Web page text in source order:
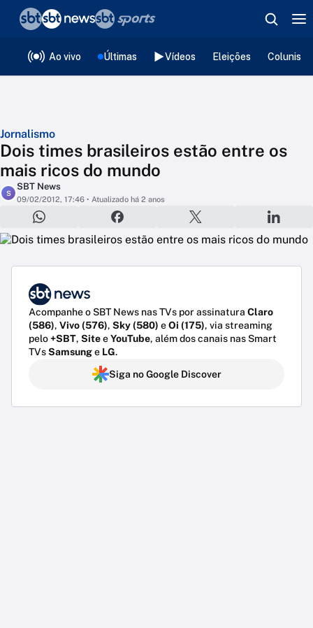
Ao vivo Últimas Vídeos Eleições
Jornalismo
Dois times brasileiros estão entre os
mais ricos do mundo
S
SBT News
09/02/2012, 17:46 • Atualizado há 2 anos
Acompanhe o SBT News nas TVs por assinatura Claro
(586), Vivo (576), Sky (580) eOi (175), via streaming
pelo+SBT, SiteeYouTube, além dos canais nas Smart
TVsSamsunge LG.
Siga no Google Discover
❮voltar
Editorias